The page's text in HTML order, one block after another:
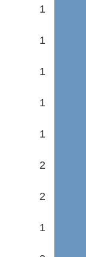
1
1
1
1
1
2
2
1